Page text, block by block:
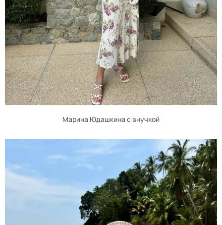
Марина Юдашкина с внучкой